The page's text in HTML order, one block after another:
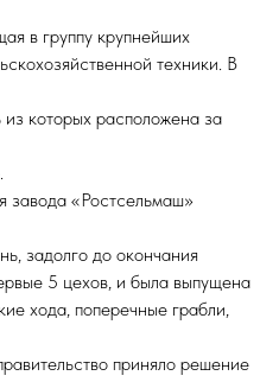
в группу крупнейших
техники. В
из которых расположена за
«Ростсельмаш»
задолго до окончания
5 цехов, и была выпущена
хода, поперечные грабли,
приняло решение